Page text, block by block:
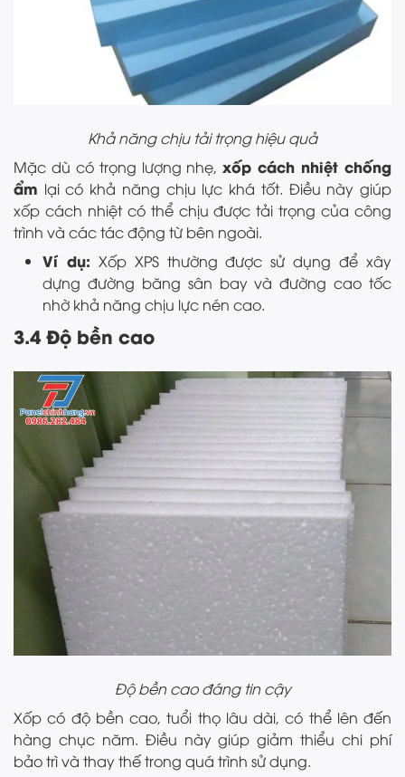
Khả năng chịu tải trọng hiệu quả
Mặc dù có trọng lượng nhẹ,xốp cách nhiệt chống
ẩm lại có khả năng chịu lực khá tốt. Điều này giúp
xốp cách nhiệt có thể chịu được tải trọng của công
trình và các tác động từ bên ngoài.
Ví dụ: Xốp XPS thường được sử dụng để xây
dựng đường băng sân bay và đường cao tốc
nhờ khả năng chịu lực nén cao.
3.4 Độ bền cao
Độ bền cao đáng tin cậy
Xốp có độ bền cao, tuổi thọ lâu dài, có thể lên đến
hàng chục năm. Điều này giúp giảm thiểu chi phí
bảo trì và thay thế trong quá trình sử dụng.